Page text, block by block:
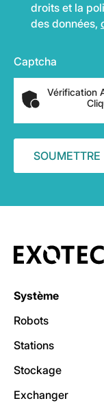
droits et la
des données,
Captcha
Vérification
Système
Robots
Stations
Stockage
Exchanger